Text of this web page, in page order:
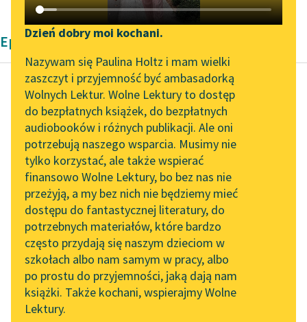
Katalog DAISY
Podkasty o książkach
Zgłoś brak utworu
Aktualności
Zapraszamy na spotkanie
online z tłumaczkami
literatury skandynawskiej
Spotkanie z Katarzyną
Tunkiel w Oslo
Wolne Lektury na 32.
Pol’and’Rock Festivalu
„Kochanek Lady
Chatterley” do słuchania
na Wolnych Lekturach
Nowy audiobook –
„Marzenie o Oriencie”
Narzędzia
Mapa Wolnych Lektur
Leśmianator
Przewodnik dla piszących i
czytających
API
OAI-PMH
Widget Wolnych Lektur
Przypisy
Dzień dobry moi kochani.
Nazywam się Paulina Holtz i mam wielki
zaszczyt i przyjemność być ambasadorką
Wolnych Lektur. Wolne Lektury to dostęp
do bezpłatnych książek, do bezpłatnych
audiobooków i różnych publikacji. Ale oni
potrzebują naszego wsparcia. Musimy nie
tylko korzystać, ale także wspierać
finansowo Wolne Lektury, bo bez nas nie
przeżyją, a my bez nich nie będziemy mieć
dostępu do fantastycznej literatury, do
potrzebnych materiałów, które bardzo
często przydają się naszym dzieciom w
szkołach albo nam samym w pracy, albo
po prostu do przyjemności, jaką dają nam
książki. Także kochani, wspierajmy Wolne
Lektury.
Epika Zofii Urbanowskiej
Zofia Urbanowska
Księżniczka
— Że pani żyć
koniecznie potrzeba,
żeby zarobić sobie na
jaki taki paszport do
nieba. Uciec...
Czytaj więcej